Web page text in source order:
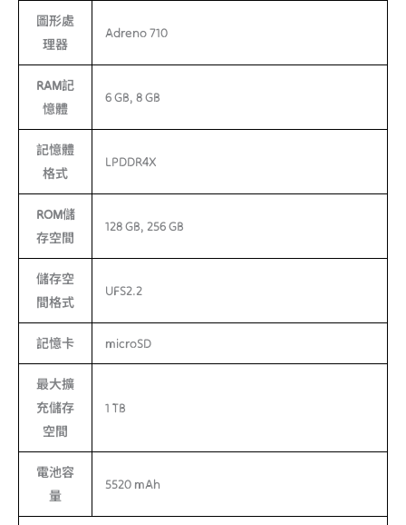
圖形處
理器
Adreno 710
RAM記
憶體
6 GB, 8 GB
記憶體
格式
LPDDR4X
ROM儲
存空間
128 GB, 256 GB
儲存空
間格式
UFS2.2
記憶卡 microSD
最大擴
充儲存
空間
1 TB
電池容
量
5520 mAh